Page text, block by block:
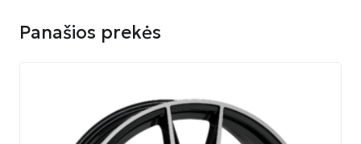
Panašios prekės